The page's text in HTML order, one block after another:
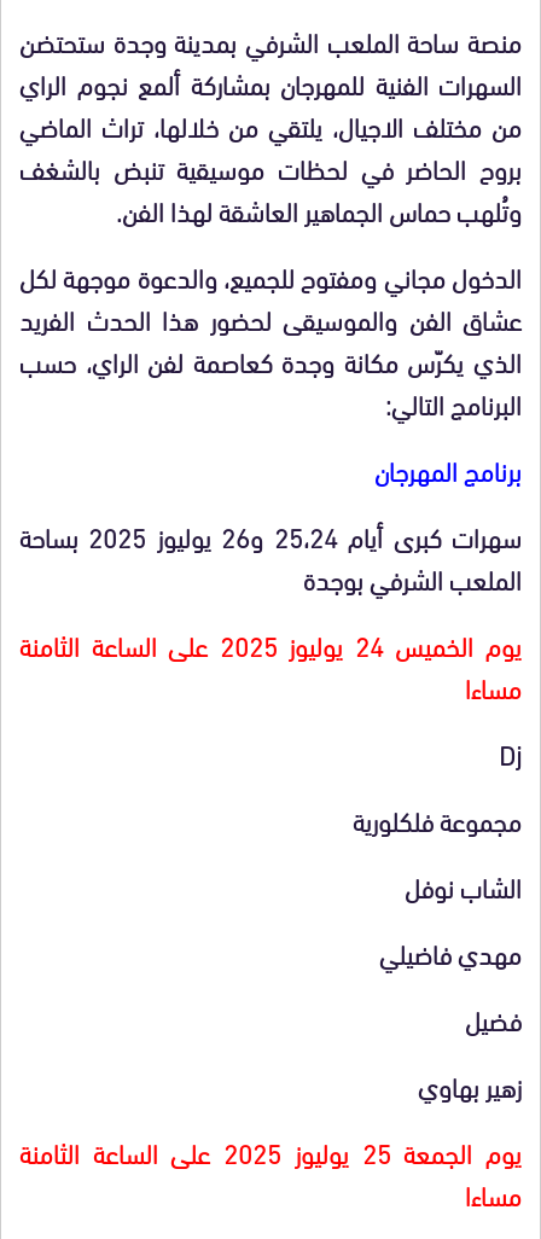
منصة ساحة الملعب الشرفي بمدينة وجدة ستحتضن
السهرات الفنية للمهرجان بمشاركة ألمع نجوم الراي
من مختلف الاجيال، يلتقي من خلالها، تراث الماضي
بروح الحاضر في لحظات موسيقية تنبض بالشغف
وتُلهب حماس الجماهير العاشقة لهذا الفن.
الدخول مجاني ومفتوح للجميع، والدعوة موجهة لكل
عشاق الفن والموسيقى لحضور هذا الحدث الفريد
الذي يكرّس مكانة وجدة كعاصمة لفن الراي، حسب
البرنامج التالي:
برنامج المهرجان
سهرات كبرى أيام 25،24 و26 يوليوز 2025 بساحة
الملعب الشرفي بوجدة
يوم الخميس 24 يوليوز 2025 على الساعة الثامنة
مساءا
Dj
مجموعة فلكلورية
الشاب نوفل
مهدي فاضيلي
فضيل
زهير بهاوي
يوم الجمعة 25 يوليوز 2025 على الساعة الثامنة
مساءا